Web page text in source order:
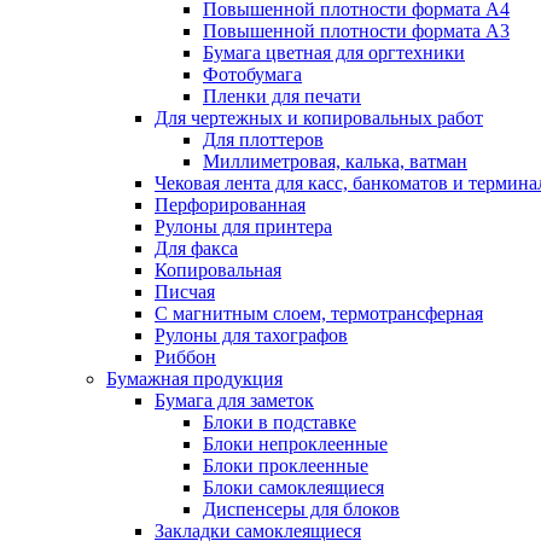
Повышенной плотности формата А4
Повышенной плотности формата А3
Бумага цветная для оргтехники
Фотобумага
Пленки для печати
Для чертежных и копировальных работ
Для плоттеров
Миллиметровая, калька, ватман
Чековая лента для касс, банкоматов и
Перфорированная
Рулоны для принтера
Для факса
Копировальная
Писчая
С магнитным слоем, термотрансферная
Рулоны для тахографов
Риббон
Бумажная продукция
Бумага для заметок
Блоки в подставке
Блоки непроклеенные
Блоки проклеенные
Блоки самоклеящиеся
Диспенсеры для блоков
Закладки самоклеящиеся